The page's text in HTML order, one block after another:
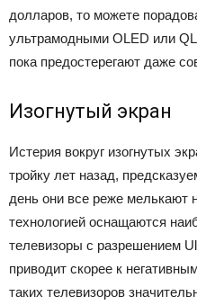
долларов, то можете
ультрамодными OLED или
пока предостерегают даже
Изогнутый экран
Истерия вокруг изогнутых
тройку лет назад,
день они все реже мелькают
технологией оснащаются
телевизоры с разрешением
приводит скорее к
таких телевизоров